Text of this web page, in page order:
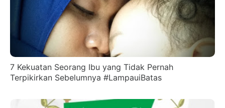
7 Kekuatan Seorang Ibu yang Tidak Pernah
Terpikirkan Sebelumnya #LampauiBatas